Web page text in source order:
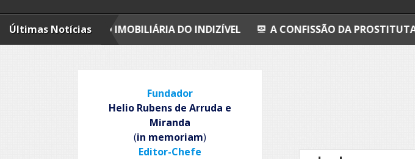
Últimas Notícias
IMOBILIÁRIA DO INDIZÍVEL A CONFISSÃO DA PROSTITUTA I TRUST
Fundador
Helio Rubens de Arruda e
Miranda
(in memoriam)
Editor-Chefe